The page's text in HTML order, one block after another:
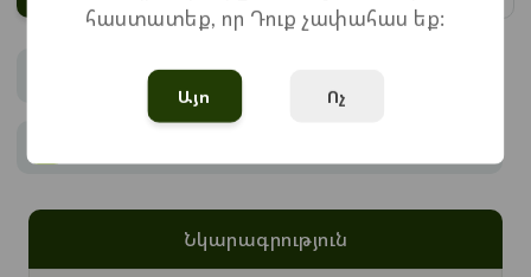
Վճարում
Նկարագրություն
հաստատեք, որ Դուք չափահաս եք:
Այո Ոչ